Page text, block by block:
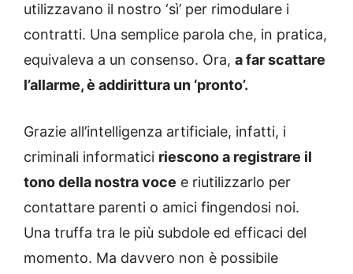
utilizzavano il nostro ‘sì’ per rimodulare i
contratti. Una semplice parola che, in pratica,
equivaleva a un consenso. Ora, a far scattare
l’allarme, è addirittura un ‘pronto’.
Grazie all’intelligenza artificiale, infatti, i
criminali informatici riescono a registrare il
tono della nostra voce e riutilizzarlo per
contattare parenti o amici fingendosi noi.
Una truffa tra le più subdole ed efficaci del
momento. Ma davvero non è possibile